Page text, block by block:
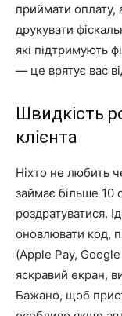
приймати оплату,
друкувати
які підтримують
— це врятує вас
Швидкість
клієнта
Ніхто не любить
займає більше
роздратуватися.
оновлювати код,
(Apple Pay, Google
яскравий екран,
Бажано, щоб